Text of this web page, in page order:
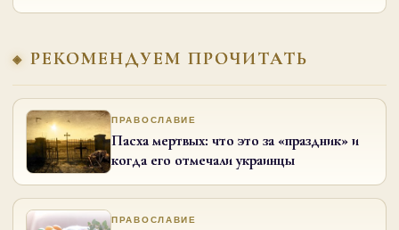
РЕКОМЕНДУЕМ ПРОЧИТАТЬ
ПРАВОСЛАВИЕ
Пасха мертвых: что это за «праздник» и
когда его отмечали украинцы
ПРАВОСЛАВИЕ